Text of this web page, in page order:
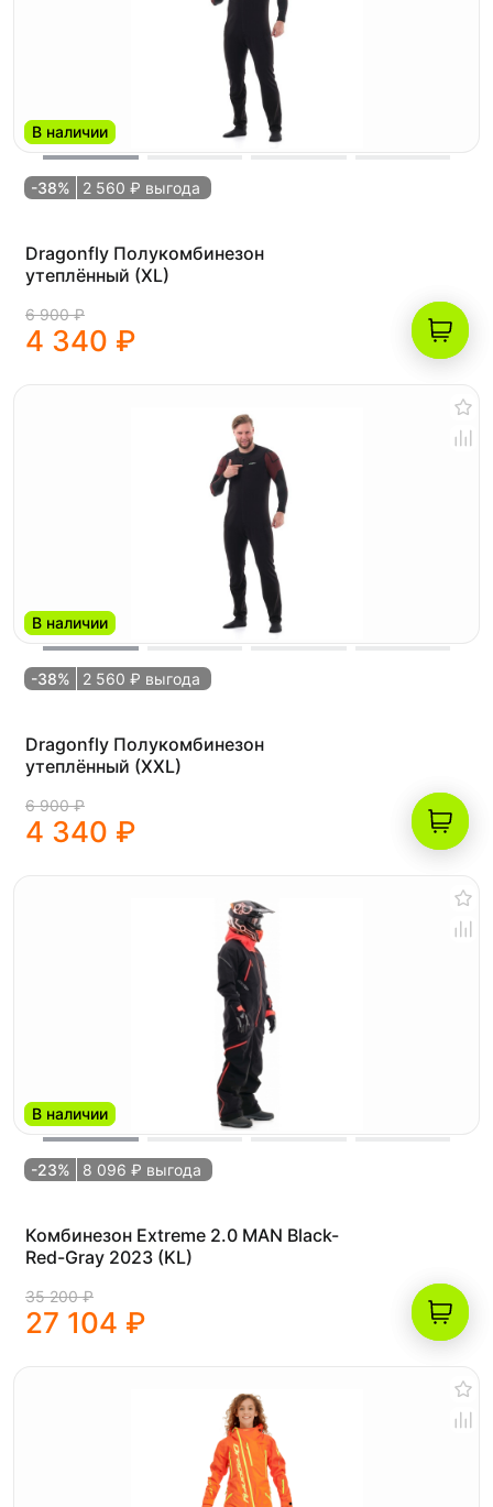
В наличии
-38% 2 560 ₽ выгода
Dragonfly Полукомбинезон
утеплённый (XL)
6 900 ₽
4 340 ₽
В наличии
-38% 2 560 ₽ выгода
Dragonfly Полукомбинезон
утеплённый (XXL)
6 900 ₽
4 340 ₽
В наличии
-23% 8 096 ₽ выгода
Комбинезон Extreme 2.0 MAN Black-
Red-Gray 2023 (KL)
35 200 ₽
27 104 ₽